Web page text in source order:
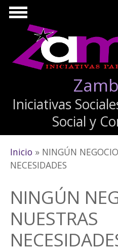
Pasar al contenido principal
Iniciativas
Social y
Se encuentra
Inicio » NINGÚN
NECESIDADES
NINGÚN
NUESTRAS